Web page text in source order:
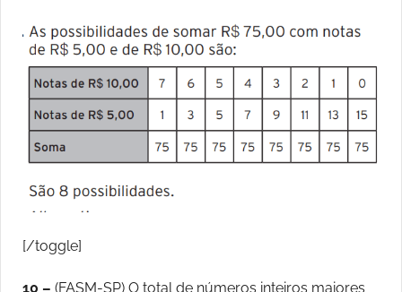
[/toggle]
10 – (FASM-SP) O total de números inteiros maiores